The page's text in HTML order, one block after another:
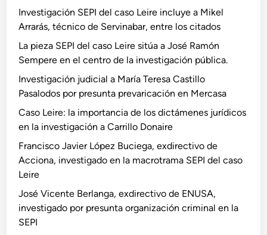
Investigación SEPI del caso Leire incluye a Mikel
Arrarás, técnico de Servinabar, entre los citados
La pieza SEPI del caso Leire sitúa a José Ramón
Sempere en el centro de la investigación pública.
Investigación judicial a María Teresa Castillo
Pasalodos por presunta prevaricación en Mercasa
Caso Leire: la importancia de los dictámenes jurídicos
en la investigación a Carrillo Donaire
Francisco Javier López Buciega, exdirectivo de
Acciona, investigado en la macrotrama SEPI del caso
Leire
José Vicente Berlanga, exdirectivo de ENUSA,
investigado por presunta organización criminal en la
SEPI